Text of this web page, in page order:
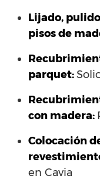
Lijado,
pisos de
parquet:
con madera:
Colocación
en Cavia